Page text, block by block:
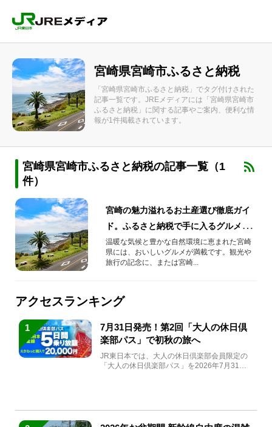
宮崎県宮崎市ふるさと納税
「宮崎県宮崎市ふるさと納税」でタグ付けされた
記事一覧です。JREメディアには「宮崎県宮崎市
ふるさと納税」に関する記事やご案内、便利な情
報が1件掲載されています。
宮崎県宮崎市ふるさと納税の記事一覧（1
件）
宮崎の魅力溢れるお土産選び徹底ガイ
ド。ふるさと納税で手に入るグルメ5選
も紹介
温暖な気候と豊かな自然環境に恵まれた宮崎
県には、おいしいグルメが満載です。観光や
旅行の記念に、または宮崎...
アクセスランキング
1
7月31日発売！第2回「大人の休日倶
楽部パス」で初秋の旅へ
JR東日本では、大人の休日倶楽部会員限定の
「大人の休日倶楽部パス」を2026年7月31日